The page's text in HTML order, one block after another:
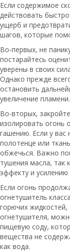
Если содержимое
действовать
ущерб и
шагов, которые
Во-первых, не
постарайтесь
уверены в своих
Однако прежде
остановить
увеличение пламени.
Во-вторых,
изолировать огонь
гашению. Если у
полотенце или
обжечься. Важно
тушения масла, так
эффекту и усилению
Если огонь
огнетушитель
горючих жидкостей,
огнетушителя,
пищевую соду,
вещества не
как вода.